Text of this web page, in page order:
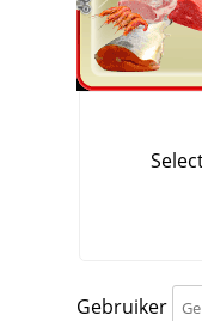
Gebruiker